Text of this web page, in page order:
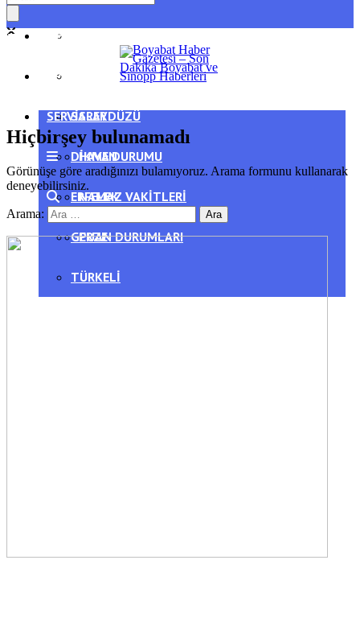
AYANCIK
SARAYDÜZÜ
DIKMEN
ERFELEK
GERZE
TÜRKELI
GENEL
SPOR
SERVISLER
HAVA DURUMU
NAMAZ VAKITLERI
PUAN DURUMLARI
Hiçbirşey bulunamadı
Görünüşe göre aradığınızı bulamıyoruz. Arama formunu kullanarak
deneyebilirsiniz.
Arama: